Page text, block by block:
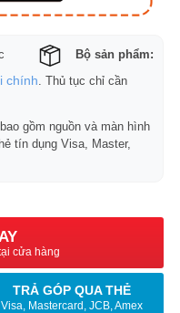
Bộ sản phẩm:
chính . Thủ tục chỉ cần
bao gồm nguồn và màn hình
tín dụng Visa, Master,
cửa hàng
TRẢ GÓP QUA THẺ
Visa, Mastercard, JCB, Amex